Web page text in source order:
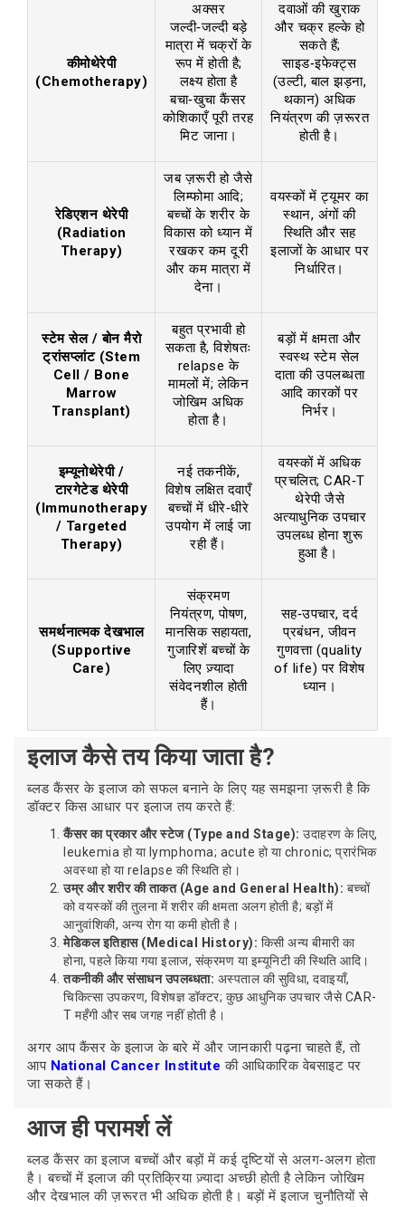
कीमोथेरेपी
(Chemotherapy)
अक्सर
जल्दी‑जल्दी बड़े
मात्रा में चक्रों के
रूप में होती है;
लक्ष्य होता है
बचा‑खुचा कैंसर
कोशिकाएँ पूरी तरह
मिट जाना।
दवाओं की खुराक
और चक्र हल्के हो
सकते हैं;
साइड‑इफेक्ट्स
(उल्टी, बाल झड़ना,
थकान) अधिक
नियंत्रण की ज़रूरत
होती है।
रेडिएशन थेरेपी
(Radiation
Therapy)
जब ज़रूरी हो जैसे
लिम्फोमा आदि;
बच्चों के शरीर के
विकास को ध्यान में
रखकर कम दूरी
और कम मात्रा में
देना।
वयस्कों में ट्यूमर का
स्थान, अंगों की
स्थिति और सह
इलाजों के आधार पर
निर्धारित।
स्टेम सेल / बोन मैरो
ट्रांसप्लांट (Stem
Cell / Bone
Marrow
Transplant)
बहुत प्रभावी हो
सकता है, विशेषतः
relapse के
मामलों में; लेकिन
जोखिम अधिक
होता है।
बड़ों में क्षमता और
स्वस्थ स्टेम सेल
दाता की उपलब्धता
आदि कारकों पर
निर्भर।
इम्यूनोथेरेपी /
टारगेटेड थेरेपी
(Immunotherapy
/ Targeted
Therapy)
नई तकनीकें,
विशेष लक्षित दवाएँ
बच्चों में धीरे‑धीरे
उपयोग में लाई जा
रही हैं।
वयस्कों में अधिक
प्रचलित; CAR‑T
थेरेपी जैसे
अत्याधुनिक उपचार
उपलब्ध होना शुरू
हुआ है।
समर्थनात्मक देखभाल
(Supportive
Care)
संक्रमण
नियंत्रण, पोषण,
मानसिक सहायता,
गुजारिशें बच्चों के
लिए ज़्यादा
संवेदनशील होती
हैं।
सह‑उपचार, दर्द
प्रबंधन, जीवन
गुणवत्ता (quality
of life) पर विशेष
ध्यान।
इलाज कैसे तय किया जाता है?
ब्लड कैंसर के इलाज को सफल बनाने के लिए यह समझना ज़रूरी है कि
डॉक्टर किस आधार पर इलाज तय करते हैं:
कैंसर का प्रकार और स्टेज (Type and Stage): उदाहरण के लिए,
leukemia हो या lymphoma; acute हो या chronic; प्रारंभिक
अवस्था हो या relapse की स्थिति हो।
उम्र और शरीर की ताकत (Age and General Health): बच्चों
को वयस्कों की तुलना में शरीर की क्षमता अलग होती है; बड़ों में
आनुवांशिकी, अन्य रोग या कमी होती है।
मेडिकल इतिहास (Medical History): किसी अन्य बीमारी का
होना, पहले किया गया इलाज, संक्रमण या इम्यूनिटी की स्थिति आदि।
तकनीकी और संसाधन उपलब्धता: अस्पताल की सुविधा, दवाइयाँ,
चिकित्सा उपकरण, विशेषज्ञ डॉक्टर; कुछ आधुनिक उपचार जैसे CAR-
T महँगी और सब जगह नहीं होती है।
अगर आप कैंसर के इलाज के बारे में और जानकारी पढ़ना चाहते हैं, तो
आप National Cancer Institute की आधिकारिक वेबसाइट पर
जा सकते हैं।
आज ही परामर्श लें
ब्लड कैंसर का इलाज बच्चों और बड़ों में कई दृष्टियों से अलग‑अलग होता
है। बच्चों में इलाज की प्रतिक्रिया ज़्यादा अच्छी होती है लेकिन जोखिम
और देखभाल की ज़रूरत भी अधिक होती है। बड़ों में इलाज चुनौतियों से